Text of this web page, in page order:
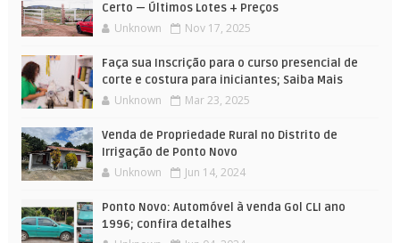
Certo — Últimos Lotes + Preços
Unknown Nov 17, 2025
Faça sua Inscrição para o curso presencial de
corte e costura para iniciantes; Saiba Mais
Unknown Mar 23, 2025
Venda de Propriedade Rural no Distrito de
Irrigação de Ponto Novo
Unknown Jun 14, 2024
Ponto Novo: Automóvel à venda Gol CLI ano
1996; confira detalhes